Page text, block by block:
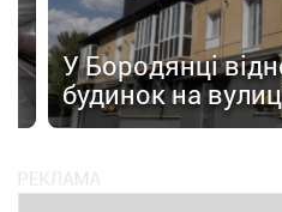
У Бородянці
будинок на